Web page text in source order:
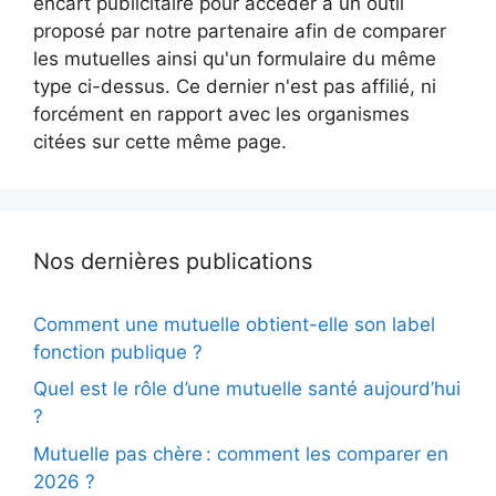
proposé par notre partenaire afin de comparer
les mutuelles ainsi qu'un formulaire du même
type ci-dessus. Ce dernier n'est pas affilié, ni
forcément en rapport avec les organismes
citées sur cette même page.
Nos dernières publications
Comment une mutuelle obtient-elle son label
fonction publique ?
Quel est le rôle d’une mutuelle santé aujourd’hui
?
Mutuelle pas chère : comment les comparer en
2026 ?